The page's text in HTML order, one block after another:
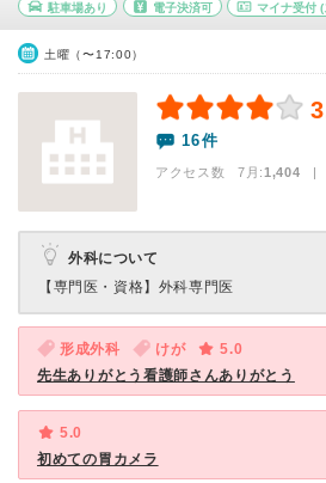
駐車場あり 電子決済可 マイナ受付 (
土曜（〜17:00）
16件
アクセス数 7月:1,404 |
外科について
【専門医・資格】 外科専門医
形成外科 けが
5.0
先生ありがとう看護師さんありがとう
5.0
初めての胃カメラ